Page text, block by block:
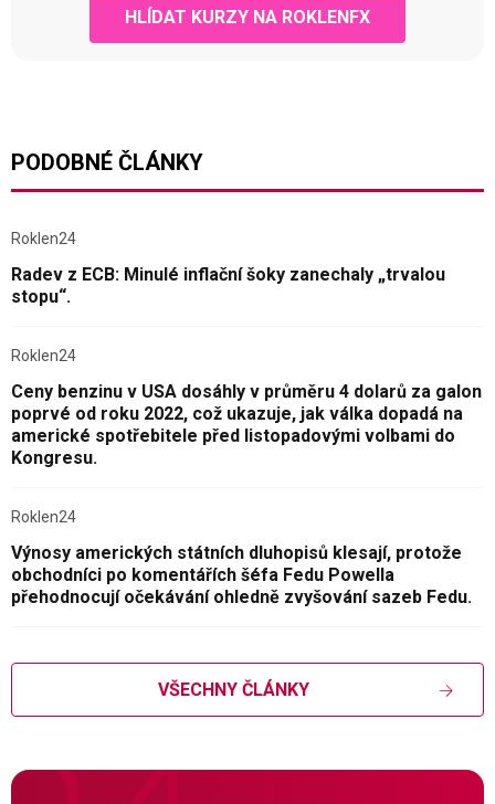
HLÍDAT KURZY NA ROKLENFX
PODOBNÉ ČLÁNKY
Roklen24
Radev z ECB: Minulé inflační šoky zanechaly „trvalou
stopu“.
Roklen24
Ceny benzinu v USA dosáhly v průměru 4 dolarů za galon
poprvé od roku 2022, což ukazuje, jak válka dopadá na
americké spotřebitele před listopadovými volbami do
Kongresu.
Roklen24
Výnosy amerických státních dluhopisů klesají, protože
obchodníci po komentářích šéfa Fedu Powella
přehodnocují očekávání ohledně zvyšování sazeb Fedu.
VŠECHNY ČLÁNKY